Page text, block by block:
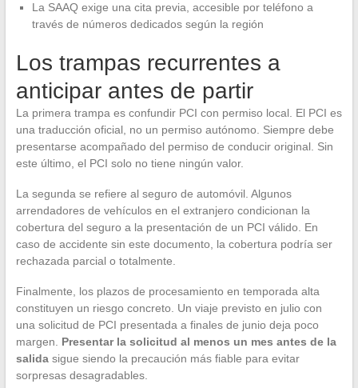
La SAAQ exige una cita previa, accesible por teléfono a
través de números dedicados según la región
Los trampas recurrentes a
anticipar antes de partir
La primera trampa es confundir PCI con permiso local. El PCI es
una traducción oficial, no un permiso autónomo. Siempre debe
presentarse acompañado del permiso de conducir original. Sin
este último, el PCI solo no tiene ningún valor.
La segunda se refiere al seguro de automóvil. Algunos
arrendadores de vehículos en el extranjero condicionan la
cobertura del seguro a la presentación de un PCI válido. En
caso de accidente sin este documento, la cobertura podría ser
rechazada parcial o totalmente.
Finalmente, los plazos de procesamiento en temporada alta
constituyen un riesgo concreto. Un viaje previsto en julio con
una solicitud de PCI presentada a finales de junio deja poco
margen. Presentar la solicitud al menos un mes antes de la
salidasigue siendo la precaución más fiable para evitar
sorpresas desagradables.